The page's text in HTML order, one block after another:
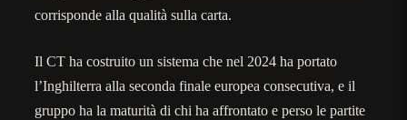
corrisponde alla qualità sulla carta.
Il CT ha costruito un sistema che nel 2024 ha portato
l’Inghilterra alla seconda finale europea consecutiva, e il
gruppo ha la maturità di chi ha affrontato e perso le partite